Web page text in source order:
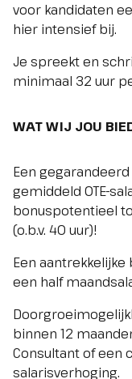
voor kandidaten
hier intensief bij.
Je spreekt en
minimaal 32 uur
WAT WIJ JOU
Een
gemiddeld OTE-
bonuspotentieel
(o.b.v. 40 uur)!
Een
een half
binnen 12
Consultant of een
salarisverhoging.